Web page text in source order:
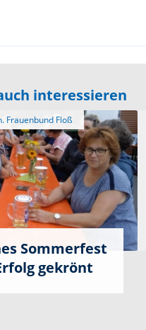
interessieren
Sommerfest
gekrönt